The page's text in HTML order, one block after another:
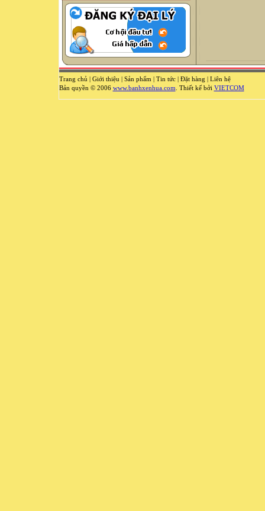
Trang chủ | Giới thiệu | Sản phẩm | Tin tức| Đặt hàng | Liên hệ
Bản quyền © 2006 www.banhxenhua.com . Thiết kế bởi VIETCOM